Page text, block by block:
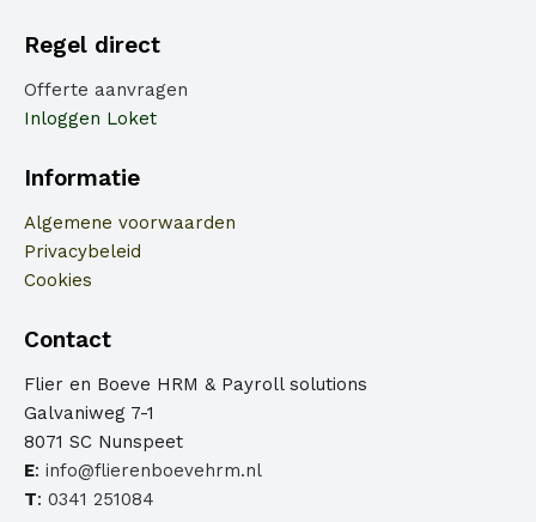
Regel direct
Offerte aanvragen
Inloggen Loket
Informatie
Algemene voorwaarden
Privacybeleid
Cookies
Contact
Flier en Boeve HRM & Payroll solutions
Galvaniweg 7-1
8071 SC Nunspeet
E: info@flierenboevehrm.nl
T: 0341 251084